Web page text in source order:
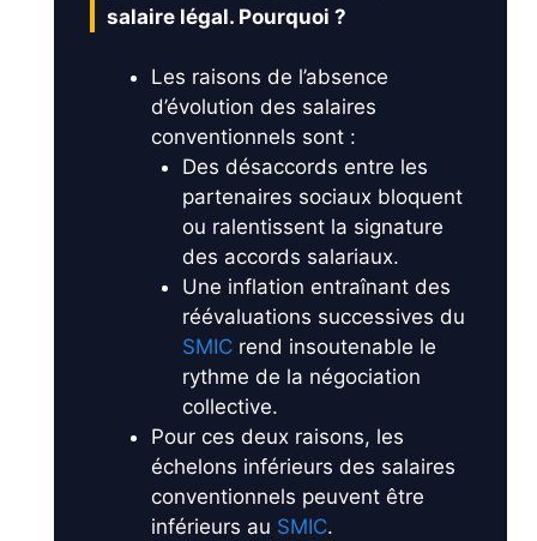
salaire légal. Pourquoi ?
Les raisons de l’absence
d’évolution des salaires
conventionnels sont :
Des désaccords entre les
partenaires sociaux bloquent
ou ralentissent la signature
des accords salariaux.
Une inflation entraînant des
réévaluations successives du
SMICrend insoutenable le
rythme de la négociation
collective.
Pour ces deux raisons, les
échelons inférieurs des salaires
conventionnels peuvent être
inférieurs au SMIC.